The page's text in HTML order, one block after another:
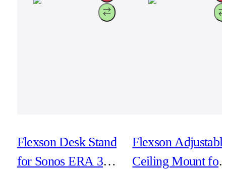
Flexson Desk Stand
for Sonos ERA 300,
Flexson
Ceiling Mount for